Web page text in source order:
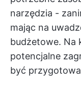
narzędzia -
mając na
budżetowe. Na
potencjalne
być